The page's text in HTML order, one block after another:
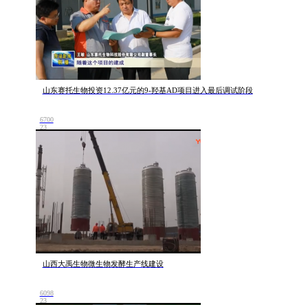
山东赛托生物投资12.37亿元的9-羟基AD项目进入最后调试阶段
6700
23
山西大禹生物微生物发酵生产线建设
6098
23